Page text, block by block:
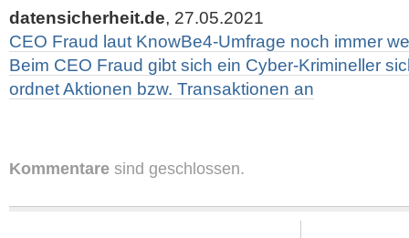
datensicherheit.de, 27.05.2021
CEO Fraud laut KnowBe4-Umfrage noch immer
Beim CEO Fraud gibt sich ein Cyber-Krimineller
ordnet Aktionen bzw. Transaktionen an
Kommentare sind geschlossen.